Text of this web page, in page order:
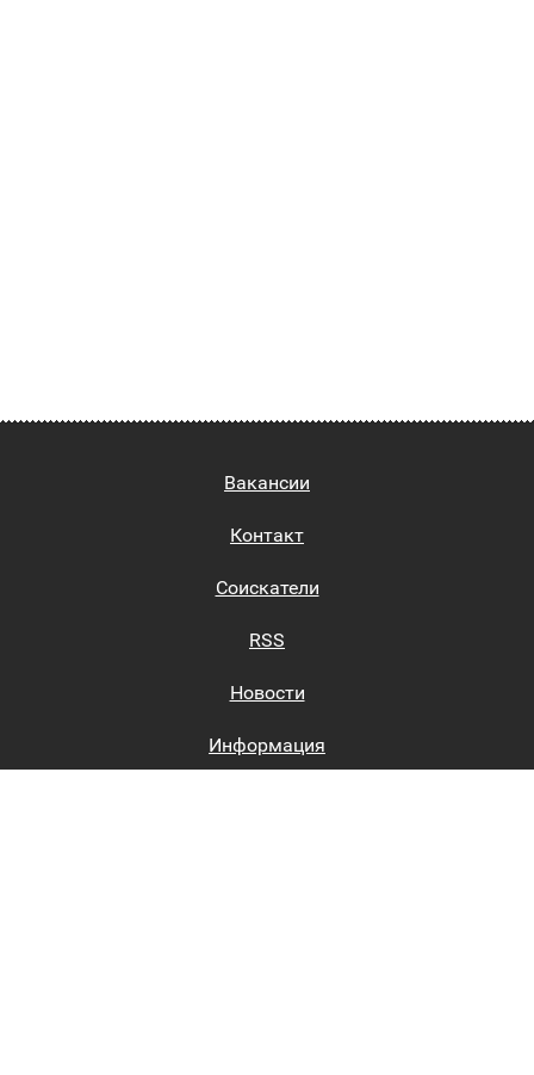
Вакансии
Контакт
Соискатели
RSS
Новости
Информация